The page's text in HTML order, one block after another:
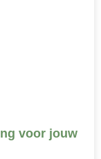
voor jouw